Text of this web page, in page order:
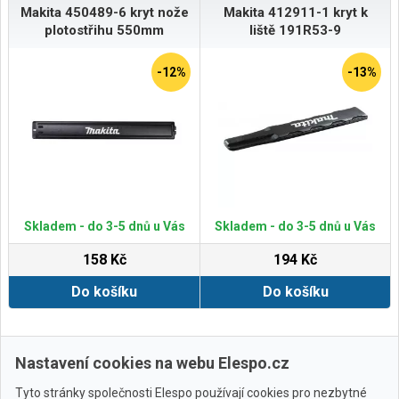
Makita 450489-6 kryt nože
plotostřihu 550mm
-12%
Skladem - do 3-5 dnů u Vás
158 Kč
Do košíku
Makita 412911-1 kryt k
liště 191R53-9
-13%
Skladem - do 3-5 dnů u Vás
194 Kč
Do košíku
Další › Poslední »
Nastavení cookies na webu Elespo.cz
Tyto stránky společnosti Elespo používají cookies pro nezbytné